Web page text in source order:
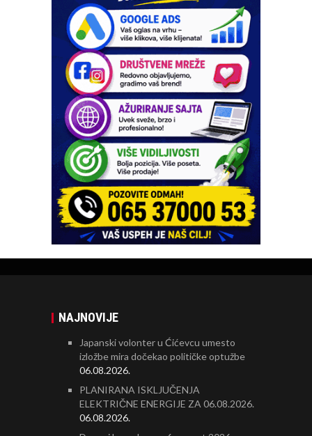
NAJNOVIJE
Japanski volonter u Ćićevcu umesto
izložbe mira dočekao političke optužbe
06.08.2026.
PLANIRANA ISKLJUČENJA
ELEKTRIČNE ENERGIJE ZA 06.08.2026.
06.08.2026.